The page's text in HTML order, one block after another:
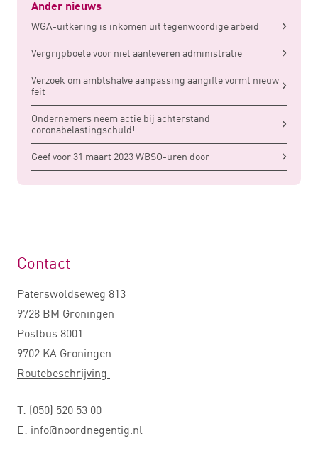
Ander nieuws
WGA-uitkering is inkomen uit tegenwoordige arbeid
Vergrijpboete voor niet aanleveren administratie
Verzoek om ambtshalve aanpassing aangifte vormt nieuw
feit
Ondernemers neem actie bij achterstand
coronabelastingschuld!
Geef voor 31 maart 2023 WBSO-uren door
Contact
Paterswoldseweg 813
9728 BM Groningen
Postbus 8001
9702 KA Groningen
Routebeschrijving
T: (050) 520 53 00
E: info@noordnegentig.nl